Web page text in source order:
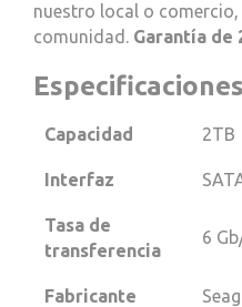
nuestro local o
comunidad. Garantía de
Especificaciones
Capacidad 2TB
Interfaz
Tasa de
transferencia
6
Fabricante